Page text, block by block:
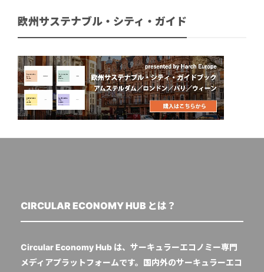
欧州サステナブル・シティ・ガイド
CIRCULAR ECONOMY HUB とは？
Circular Economy Hub は、サーキュラーエコノミー専門
メディアプラットフォームです。国内外のサーキュラーエコ